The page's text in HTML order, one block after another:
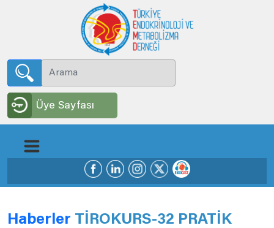
Üye Sayfası
Haberler TİROKURS-32 PRATİK